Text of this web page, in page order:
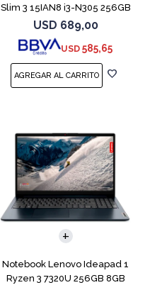
Slim 3 15IAN8 i3-N305 256GB
8GB 15.6
USD 689,00
USD 585,65
Notebook Lenovo Ideapad 1
Ryzen 3 7320U 256GB 8GB